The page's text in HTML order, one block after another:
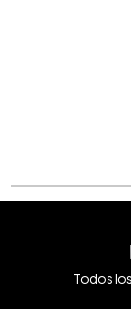
Todos